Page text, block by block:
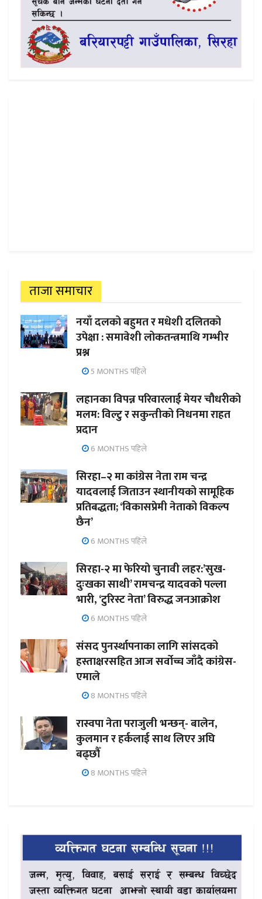
ताजा समाचार
नयाँ दलको बहुमत र मधेशी दलितको
उपेक्षा : समावेशी लोकतन्त्रमाथि गम्भीर
प्रश्न
5 MONTHS पहिले
लहानका विपन्न परिवारलाई मेयर चौधरीको
मलम: विल्टु र सकुन्तीको निधनमा राहत
प्रदान
6 MONTHS पहिले
सिरहा–२ मा कांग्रेस नेता राम चन्द्र
यादवलाई जिताउन स्थानीयको सामूहिक
प्रतिबद्धता; ‘विकासप्रेमी नेताको विकल्प
छैन’
6 MONTHS पहिले
सिरहा-२ मा फेरियो चुनावी लहर:’सुख-
दुःखका साथी’ रामचन्द्र यादवको पल्ला
भारी, ‘टुरिस्ट नेता’ विरुद्ध जनआक्रोश
6 MONTHS पहिले
संसद पुनर्स्थापनाका लागि सांसदको
हस्ताक्षरसहित आज सर्वोच्च जाँदै कांग्रेस-
एमाले
8 MONTHS पहिले
रास्वपा नेता पराजुली भन्छन्- बालेन,
कुलमान र हर्कलाई साथ लिएर अघि
बढ्छौँ
8 MONTHS पहिले